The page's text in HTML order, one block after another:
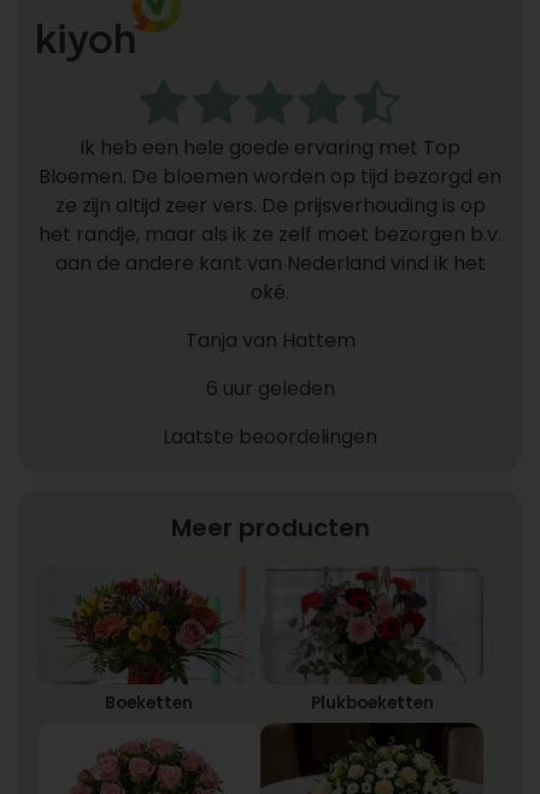
Ik heb een hele goede ervaring met Top
Bloemen. De bloemen worden op tijd bezorgd en
ze zijn altijd zeer vers. De prijsverhouding is op
het randje, maar als ik ze zelf moet bezorgen b.v.
aan de andere kant van Nederland vind ik het
oké.
Tanja van Hattem
6 uur geleden
Laatste beoordelingen
Meer producten
Boeketten Plukboeketten